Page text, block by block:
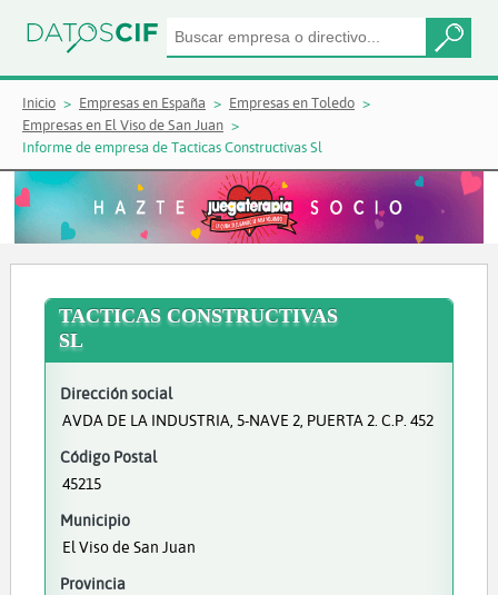
Inicio Empresas en España
Empresas en Toledo
Empresas en El Viso de San Juan
Informe de empresa de Tacticas Constructivas Sl
TACTICAS CONSTRUCTIVAS
SL
Dirección social
AVDA DE LA INDUSTRIA, 5-NAVE 2, PUERTA 2. C.P. 452
Código Postal
45215
Municipio
El Viso de San Juan
Provincia